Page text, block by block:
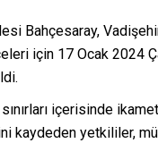
Bahçesaray,
için 17 Ocak 2024
içerisinde
kaydeden yetkililer,